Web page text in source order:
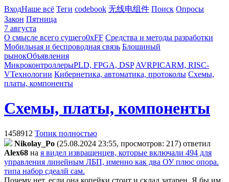
ВходНаше всё Теги codebook 无线电组件 Поиск Опросы
Закон Пятница
7 августа
О смысле всего сущего0xFF Средства и методы разработки
Мобильная и беспроводная связь Блошиный
рынокОбъявления
МикроконтроллерыPLD, FPGA, DSP AVRPICARM, RISC-
VТехнологии Кибернетика, автоматика, протоколы Схемы,
платы, компоненты
Схемы, платы, компоненты
1458912 Топик полностью
Nikolay_Po (25.08.2024 23:55, просмотров: 217) ответил
Alex68 на я видел извращенцев, которые включали 494 для
управления линейным ЛБП, именно как два ОУ плюс опора.
типа набор сдеалй сам.
Почему нет, если она копейки стоит и склад затарен. Я бы им